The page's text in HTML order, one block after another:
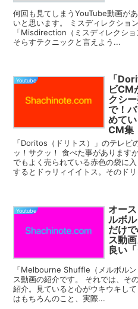
何回も見てしまうYouTube動画が
いと思います。 ミスディレクショ
「Misdirection（ミスディレクシ
そらすテクニックと言えよう...
Youtube
「
ビCM
クシ
で！
めて
CM集
「Doritos（ドリトス）」のテレビ
ッ！サクッ！ 食べた事があります
でもよく売られている赤色の袋に
するとドゥリィイイトス。そのド
Youtube
オー
ルボ
だけ
ス動
良い
「Melbourne Shuffle（メルボル
ス動画の紹介です。 それでは、そ
紹介。見ていると心がウキウキし
はもちろんのこと、実際...